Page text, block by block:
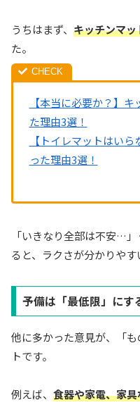
うちはまず、 キッチンマッ
た。
【本当に必要か？】
た理由3選！
【トイレマットはい
った理由3選！
「いきなり全部は不安…
ると、ラクさが分かりやす
予備は「最低限」にす
他に多かった意見が、「
トです。
例えば、 食器や家電、家